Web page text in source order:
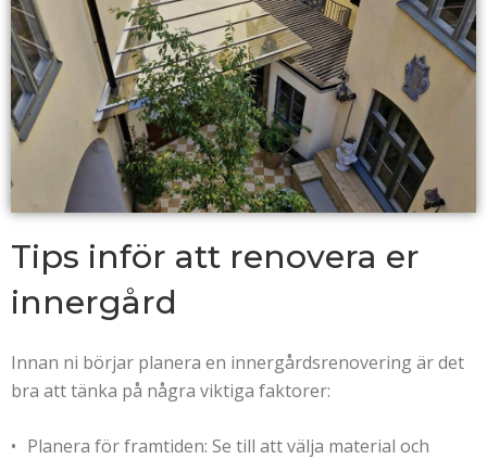
Tips inför att renovera er
innergård
Innan ni börjar planera en innergårdsrenovering är det
bra att tänka på några viktiga faktorer:
Planera för framtiden: Se till att välja material och